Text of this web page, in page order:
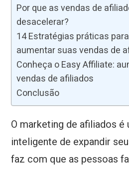
Por que as vendas de
desacelerar?
14 Estratégias práticas
aumentar suas vendas de
Conheça o Easy Affiliate:
vendas de afiliados
Conclusão
O marketing de afiliados é
inteligente de expandir
faz com que as pessoas